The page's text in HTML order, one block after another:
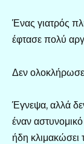
Ένας γιατρός
έφτασε πολύ
Δεν
Έγνεψα, αλλά
έναν
ήδη κλιμακώσει